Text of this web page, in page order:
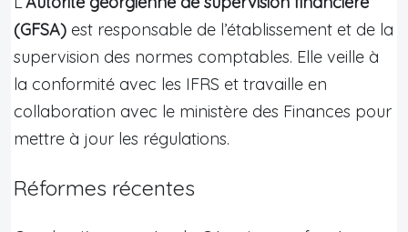
(GFSA) est responsable de l’établissement et de la
supervision des normes comptables. Elle veille à
la conformité avec les IFRS et travaille en
collaboration avec le ministère des Finances pour
mettre à jour les régulations.
Réformes récentes